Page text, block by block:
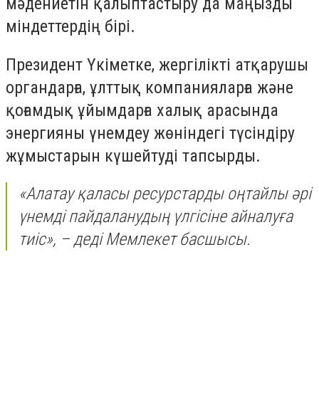
міндеттердің бірі.
Президент Үкіметке, жергілікті атқарушы
органдарға, ұлттық компанияларға және
қоғамдық ұйымдарға халық арасында
энергияны үнемдеу жөніндегі түсіндіру
жұмыстарын күшейтуді тапсырды.
«Алатау қаласы ресурстарды оңтайлы әрі
үнемді пайдаланудың үлгісіне айналуға
тиіс», – деді Мемлекет басшысы.